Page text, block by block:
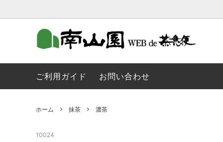
季節のお茶
深むし煎茶
茶道具
ティーバッグ
金の抹茶のご紹介
ご利用ガイド お問い合わせ
ホーム 抹茶 濃茶
10024